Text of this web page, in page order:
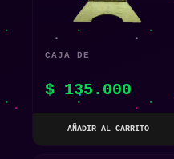
CAJA DE
LEMARCHAND
$ 135.000
AÑADIR AL CARRITO